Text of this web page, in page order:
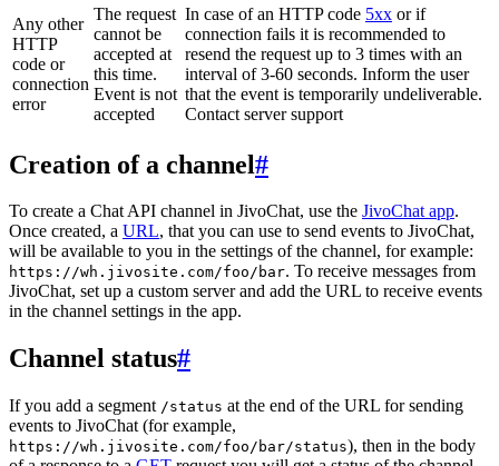
Any other
HTTP
code or
connection
error
The request
cannot be
accepted at
this time.
Event is not
accepted
In case of an HTTP code 5xx or if
connection fails it is recommended to
resend the request up to 3 times with an
interval of 3-60 seconds. Inform the user
that the event is temporarily undeliverable.
Contact server support
Creation of a channel#
To create a Chat API channel in JivoChat, use the JivoChat app.
Once created, a URL, that you can use to send events to JivoChat,
will be available to you in the settings of the channel, for example:
https://wh.jivosite.com/foo/bar. To receive messages from
JivoChat, set up a custom server and add the URL to receive events
in the channel settings in the app.
Channel status#
If you add a segment /status at the end of the URL for sending
events to JivoChat (for example,
https://wh.jivosite.com/foo/bar/status), then in the body